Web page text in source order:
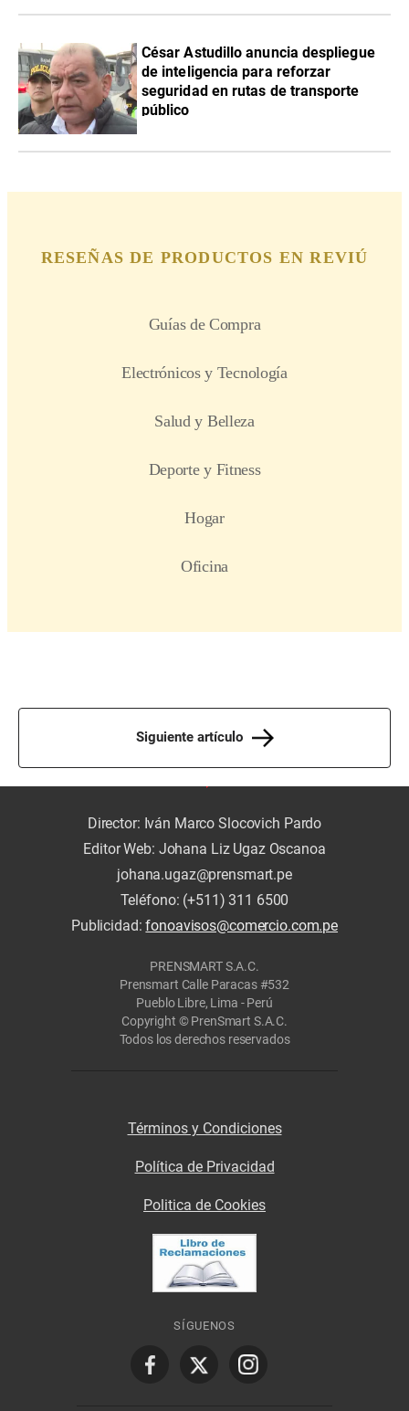
César Astudillo anuncia despliegue
de inteligencia para reforzar
seguridad en rutas de transporte
público
Siguiente artículo
Director: Iván Marco Slocovich Pardo
Editor Web: Johana Liz Ugaz Oscanoa
johana.ugaz@prensmart.pe
Teléfono: (+511) 311 6500
Publicidad:fonoavisos@comercio.com.pe
PRENSMART S.A.C.
Prensmart Calle Paracas #532
Pueblo Libre, Lima - Perú
Copyright © PrenSmart S.A.C.
Todos los derechos reservados
Términos y Condiciones
Política de Privacidad
Politica de Cookies
SÍGUENOS